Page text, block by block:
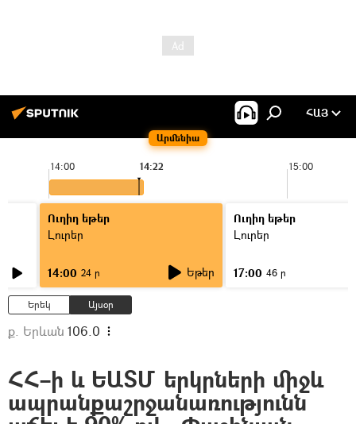
Արմենիա
ՀԱՅ
14:00 15:00
14:22
Ուղիղ եթեր
Լուրեր
14:00 24 ր Եթեր
Ուղիղ եթեր
Լուրեր
17:00 46 ր
Երեկ Այսօր
ք. Երևան 106.0
ՀՀ–ի և ԵԱՏՄ երկրների միջև
ապրանքաշրջանառությունն